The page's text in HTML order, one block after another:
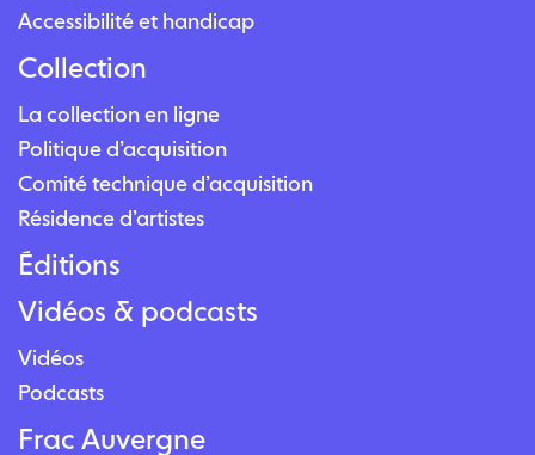
Accessibilité et handicap
Collection
La collection en ligne
Politique d’acquisition
Comité technique d’acquisition
Résidence d’artistes
Éditions
Vidéos & podcasts
Vidéos
Podcasts
Frac Auvergne